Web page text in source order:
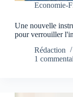
Economie-
Une nouvelle
pour verrouiller
Rédaction
1